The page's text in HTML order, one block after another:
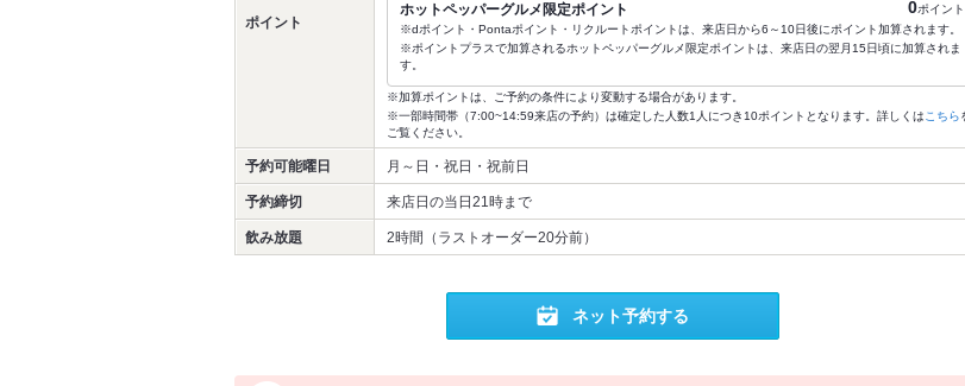
ポイント
ホットペッパーグルメ限定ポイント 0ポイント
※dポイント・Pontaポイント・リクルートポイントは、来店日から6～10日後にポイント加算されます。
※ポイントプラスで加算されるホットペッパーグルメ限定ポイントは、来店日の翌月15日頃に加算されま
す。
※加算ポイントは、ご予約の条件により変動する場合があります。
※一部時間帯（7:00~14:59来店の予約）は確定した人数1人につき10ポイントとなります。詳しくは こちら
ご覧ください。
予約可能曜日 月～日・祝日・祝前日
予約締切 来店日の当日21時まで
飲み放題 2時間（ラストオーダー20分前）
ネット予約する